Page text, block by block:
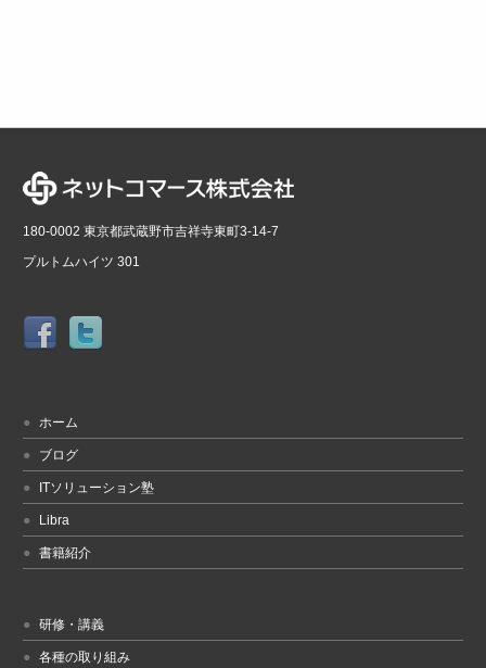
180-0002 東京都武蔵野市吉祥寺東町3-14-7
プルトムハイツ 301
ホーム
ブログ
ITソリューション塾
Libra
書籍紹介
研修・講義
各種の取り組み